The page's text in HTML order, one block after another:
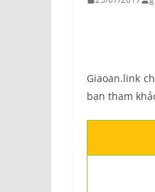
Giaoan.link
bạn tham